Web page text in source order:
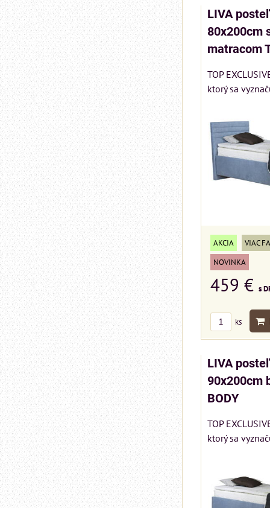
LIVA
80x200cm
matracom
TOP
ktorý sa
AKCIA
VIAC
NOVINKA
459 € s
ks
LIVA
90x200cm
BODY
TOP
ktorý sa